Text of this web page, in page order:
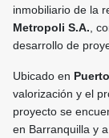
inmobiliario de la
Metropoli S.A. ,
desarrollo de
Ubicado en
valorización y el
proyecto se
en Barranquilla y